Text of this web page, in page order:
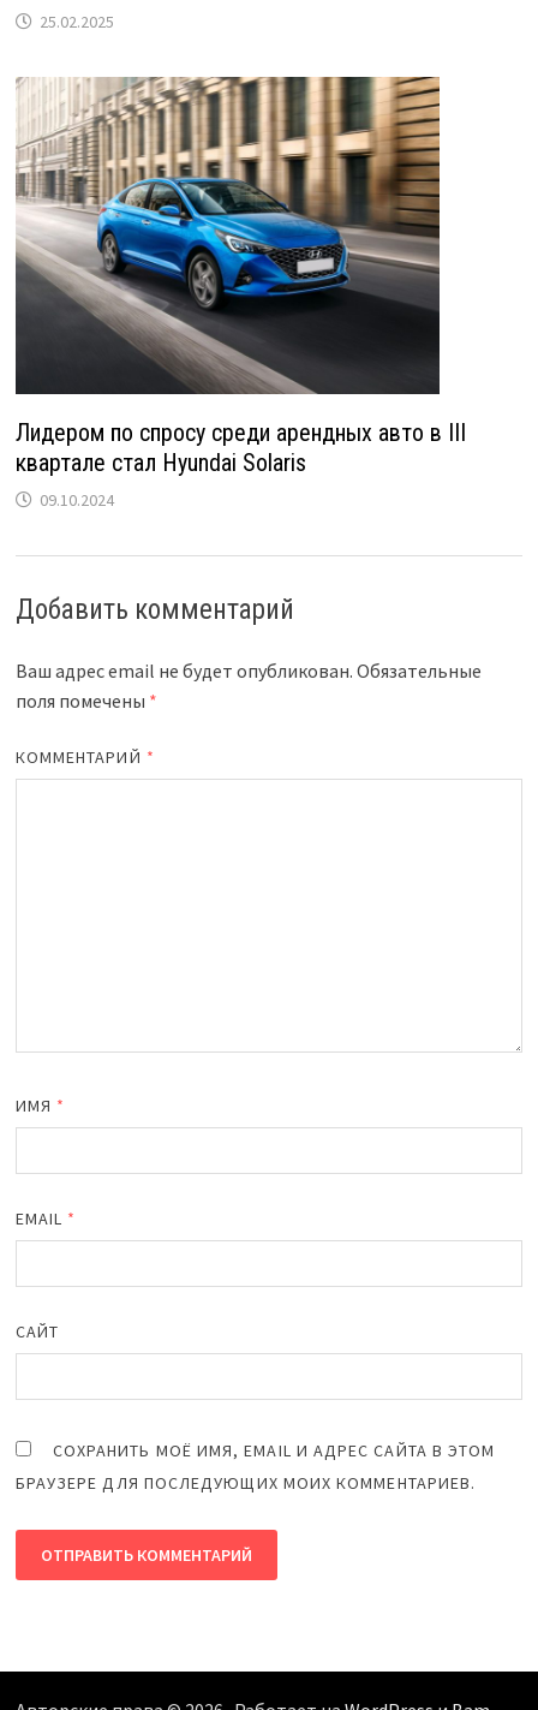
25.02.2025
Лидером по спросу среди арендных авто в III
квартале стал Hyundai Solaris
09.10.2024
Добавить комментарий
Ваш адрес email не будет опубликован. Обязательные
поля помечены *
КОММЕНТАРИЙ *
ИМЯ *
EMAIL *
САЙТ
СОХРАНИТЬ МОЁ ИМЯ, EMAIL И АДРЕС САЙТА В ЭТОМ
БРАУЗЕРЕ ДЛЯ ПОСЛЕДУЮЩИХ МОИХ КОММЕНТАРИЕВ.